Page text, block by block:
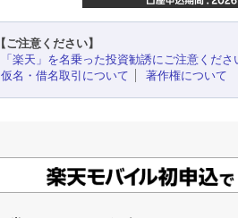
【ご注意ください】
「楽天」を名乗った投資勧誘にご注意くださ
仮名・借名取引について
著作権について